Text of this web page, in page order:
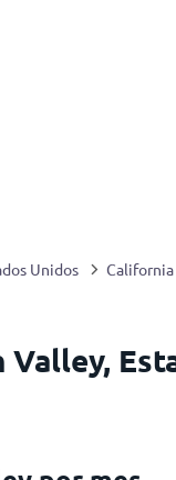
Unidos California
Valley,